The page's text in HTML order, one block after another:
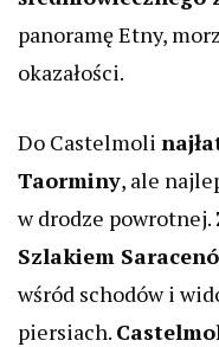
panoramę Etny,
okazałości.
Do Castelmoli
Taorminy, ale
w drodze powrotnej.
Szlakiem
wśród schodów i
piersiach.